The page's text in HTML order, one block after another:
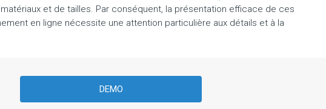
et de tailles. Par conséquent, la présentation efficace de ces
en ligne nécessite une attention particulière aux détails et à la
DEMO